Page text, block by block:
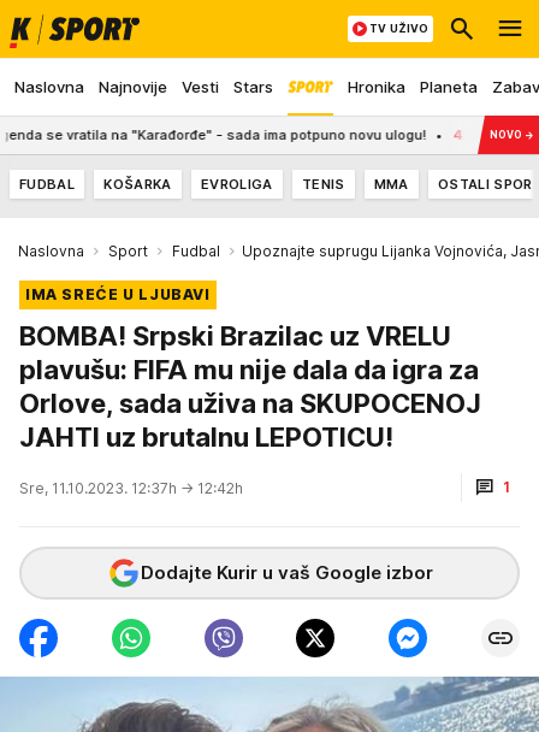
Naslovna Najnovije Vesti Stars Hronika Planeta
TV UŽIVO
vratila na "Karađorđe" - sada ima potpuno novu ulogu! 4:05 NOVO →
FUDBAL KOŠARKA EVROLIGA TENIS MMA OSTALI
Naslovna Sport Fudbal Upoznajte suprugu Lijanka Vojnovića,
IMA SREĆE U LJUBAVI
BOMBA! Srpski Brazilac uz VRELU
plavušu: FIFA mu nije dala da igra za
Orlove, sada uživa na SKUPOCENOJ
JAHTI uz brutalnu LEPOTICU!
Sre, 11.10.2023. 12:37h → 12:42h 1
Dodajte Kurir u vaš Google izbor